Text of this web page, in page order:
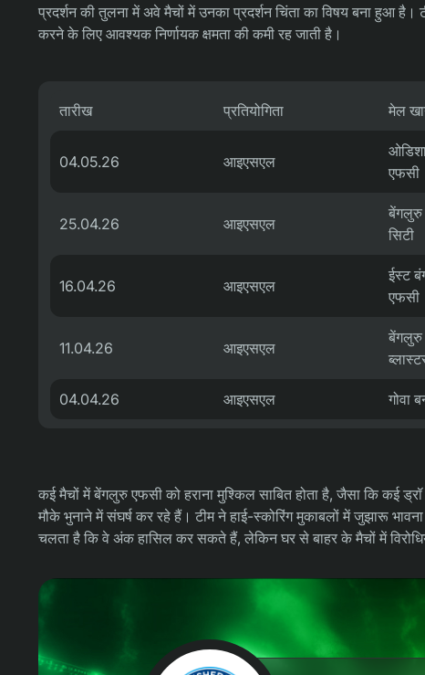
प्रदर्शन की तुलना में अवे मैचों में उनका प्रदर्शन चिंता का विषय बना हुआ
करने के लिए आवश्यक निर्णायक क्षमता की कमी रह जाती है।
तारीख प्रतियोगिता मेल
04.05.26 आइएसएल
एफसी
25.04.26 आइएसएल
बेंगलुरु
सिटी
16.04.26 आइएसएल
ईस्ट
एफसी
11.04.26 आइएसएल
बेंगलुरु
04.04.26 आइएसएल गोवा
कई मैचों में बेंगलुरु एफसी को हराना मुश्किल साबित होता है, जैसा कि कई
मौके भुनाने में संघर्ष कर रहे हैं। टीम ने हाई-स्कोरिंग मुकाबलों में जुझारू
चलता है कि वे अंक हासिल कर सकते हैं, लेकिन घर से बाहर के मैचों में